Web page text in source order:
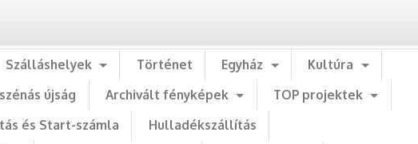
Szálláshelyek Történet Egyház
Kultúra
újság Archivált fényképek
TOP projektek
és Start-számla
Hulladékszállítás